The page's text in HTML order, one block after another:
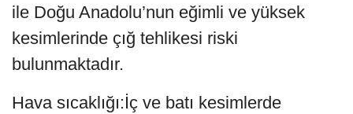
ile Doğu Anadolu’nun eğimli ve yüksek
kesimlerinde çığ tehlikesi riski
bulunmaktadır.
Hava sıcaklığı:İç ve batı kesimlerde